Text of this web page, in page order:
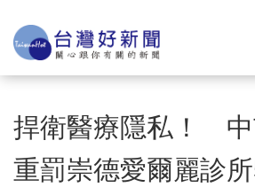
捍衛醫療隱私！ 中
重罰崇德愛爾麗診